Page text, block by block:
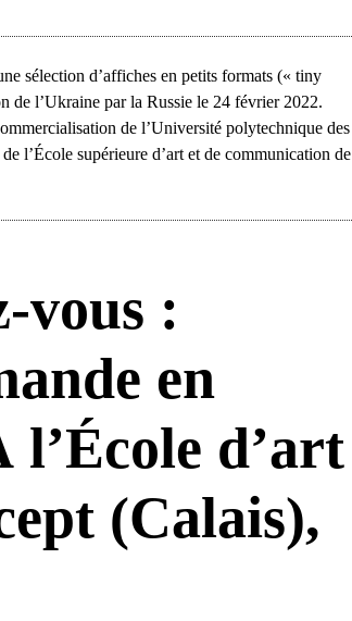
sélection d’affiches en petits formats (« tiny
de l’Ukraine par la Russie le 24 février 2022.
de l’Université polytechnique des
l’École supérieure d’art et de communication de
vous :
en
d’art
(Calais),